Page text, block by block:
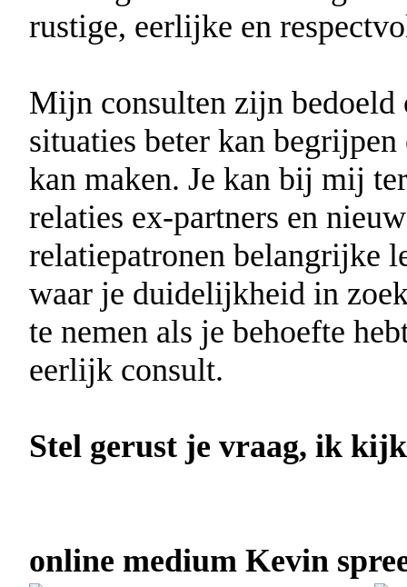
rustige, eerlijke en
Mijn consulten zijn bedoeld
situaties beter kan
kan maken. Je kan bij mij
relaties ex-partners en
relatiepatronen belangrijke
waar je duidelijkheid in
te nemen als je behoefte
eerlijk consult.
Stel gerust je vraag, ik
online medium Kevin